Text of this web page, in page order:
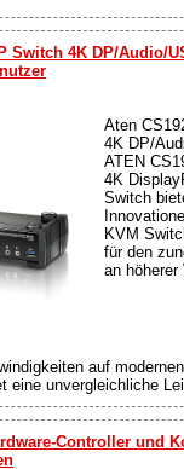
Switch 4K DP/Audio/
Aten
4K DP/
ATEN
4K
Switch
KVM
für den
an höherer
auf
eine unvergleichliche
Controller und